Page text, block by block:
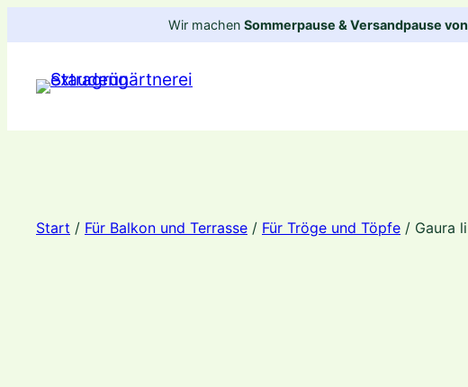
Inhalt
springen
Wir machen Sommerpause & Versandpause
Start / Für Balkon und Terrasse / Für Tröge und Töpfe / Gaura